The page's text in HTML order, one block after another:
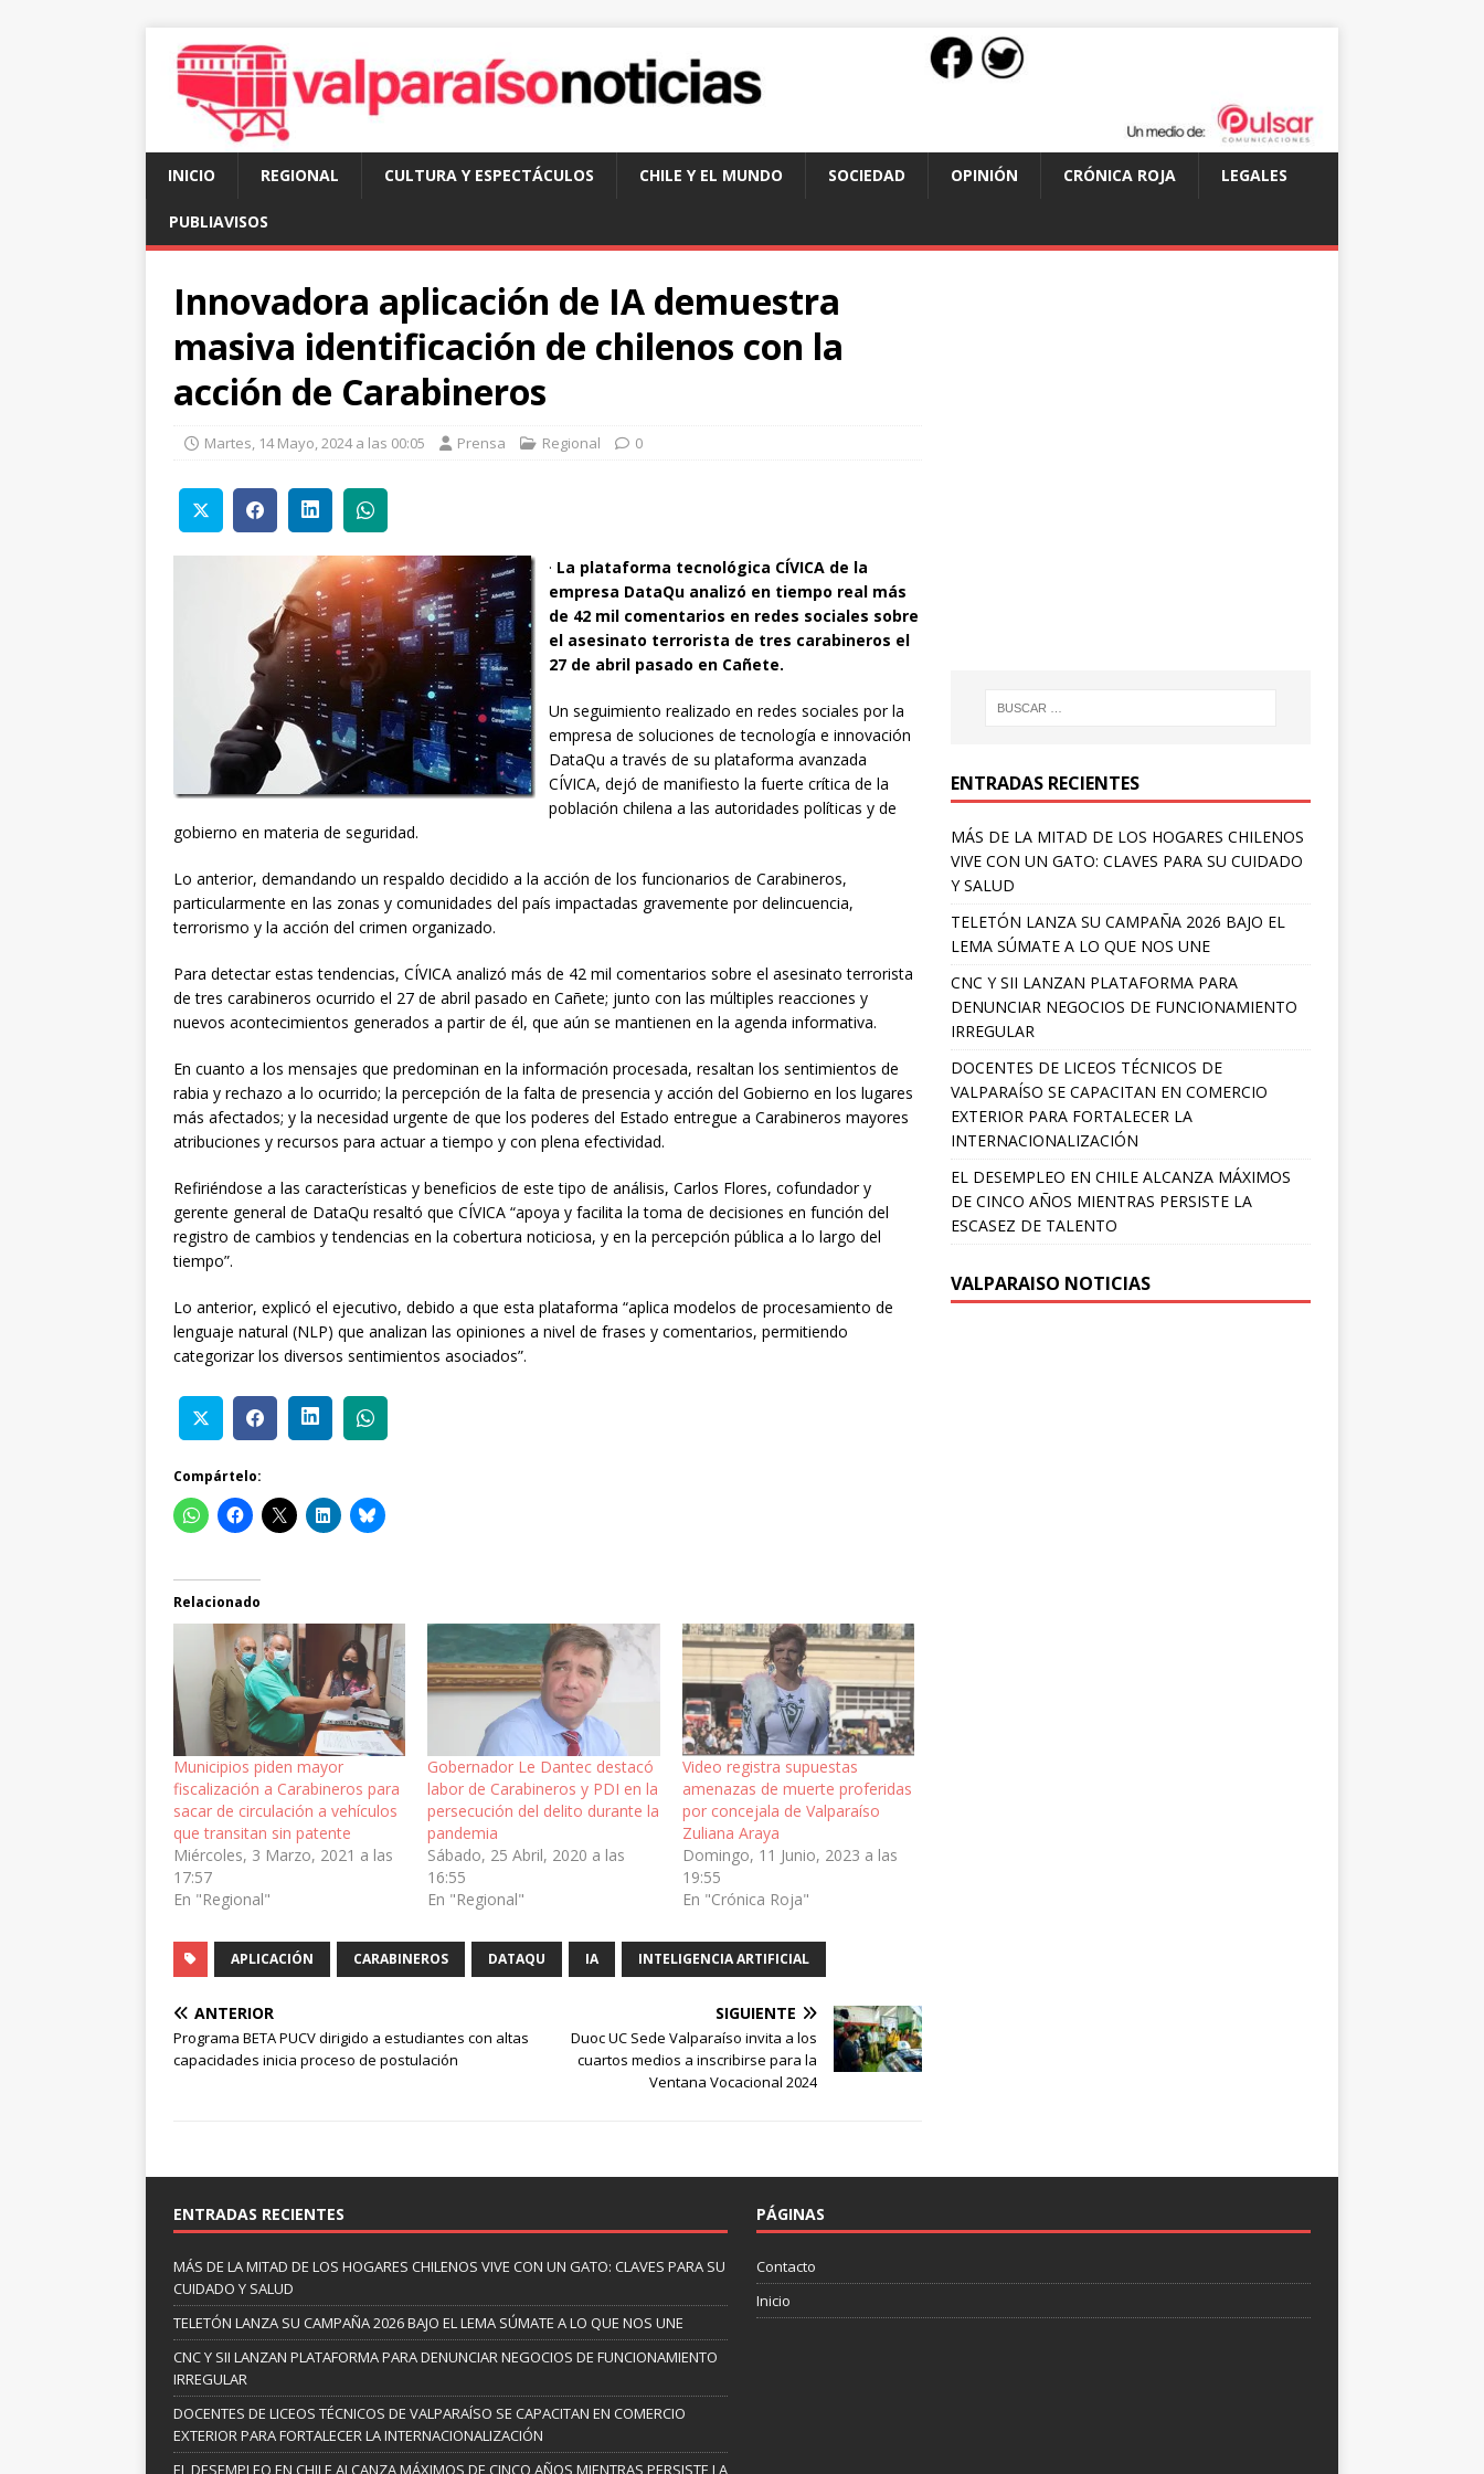
INICIO REGIONAL CULTURA Y ESPECTÁCULOS CHILE Y EL MUNDO SOCIEDAD OPINIÓN CRÓNICA ROJA LEGALES
PUBLIAVISOS
Innovadora aplicación de IA demuestra
masiva identificación de chilenos con la
acción de Carabineros
Martes, 14 Mayo, 2024 a las 00:05 Prensa Regional 0
· La plataforma tecnológica CÍVICA de la
empresa DataQu analizó en tiempo real más
de 42 mil comentarios en redes sociales sobre
el asesinato terrorista de tres carabineros el
27 de abril pasado en Cañete.
Un seguimiento realizado en redes sociales por la
empresa de soluciones de tecnología e innovación
DataQu a través de su plataforma avanzada
CÍVICA, dejó de manifiesto la fuerte crítica de la
población chilena a las autoridades políticas y de
gobierno en materia de seguridad.
Lo anterior, demandando un respaldo decidido a la acción de los funcionarios de Carabineros,
particularmente en las zonas y comunidades del país impactadas gravemente por delincuencia,
terrorismo y la acción del crimen organizado.
Para detectar estas tendencias, CÍVICA analizó más de 42 mil comentarios sobre el asesinato terrorista
de tres carabineros ocurrido el 27 de abril pasado en Cañete; junto con las múltiples reacciones y
nuevos acontecimientos generados a partir de él, que aún se mantienen en la agenda informativa.
En cuanto a los mensajes que predominan en la información procesada, resaltan los sentimientos de
rabia y rechazo a lo ocurrido; la percepción de la falta de presencia y acción del Gobierno en los lugares
más afectados; y la necesidad urgente de que los poderes del Estado entregue a Carabineros mayores
atribuciones y recursos para actuar a tiempo y con plena efectividad.
Refiriéndose a las características y beneficios de este tipo de análisis, Carlos Flores, cofundador y
gerente general de DataQu resaltó que CÍVICA “apoya y facilita la toma de decisiones en función del
registro de cambios y tendencias en la cobertura noticiosa, y en la percepción pública a lo largo del
tiempo”.
Lo anterior, explicó el ejecutivo, debido a que esta plataforma “aplica modelos de procesamiento de
lenguaje natural (NLP) que analizan las opiniones a nivel de frases y comentarios, permitiendo
categorizar los diversos sentimientos asociados”.
Compártelo:
Relacionado
Municipios piden mayor
fiscalización a Carabineros para
sacar de circulación a vehículos
que transitan sin patente
Miércoles, 3 Marzo, 2021 a las
17:57
En "Regional"
Gobernador Le Dantec destacó
labor de Carabineros y PDI en la
persecución del delito durante la
pandemia
Sábado, 25 Abril, 2020 a las
16:55
En "Regional"
Video registra supuestas
amenazas de muerte proferidas
por concejala de Valparaíso
Zuliana Araya
Domingo, 11 Junio, 2023 a las
19:55
En "Crónica Roja"
APLICACIÓN CARABINEROS DATAQU IA INTELIGENCIA ARTIFICIAL
ANTERIOR
Programa BETA PUCV dirigido a estudiantes con altas
capacidades inicia proceso de postulación
SIGUIENTE
Duoc UC Sede Valparaíso invita a los
cuartos medios a inscribirse para la
Ventana Vocacional 2024
ENTRADAS RECIENTES
MÁS DE LA MITAD DE LOS HOGARES CHILENOS
VIVE CON UN GATO: CLAVES PARA SU CUIDADO
Y SALUD
TELETÓN LANZA SU CAMPAÑA 2026 BAJO EL
LEMA SÚMATE A LO QUE NOS UNE
CNC Y SII LANZAN PLATAFORMA PARA
DENUNCIAR NEGOCIOS DE FUNCIONAMIENTO
IRREGULAR
DOCENTES DE LICEOS TÉCNICOS DE
VALPARAÍSO SE CAPACITAN EN COMERCIO
EXTERIOR PARA FORTALECER LA
INTERNACIONALIZACIÓN
EL DESEMPLEO EN CHILE ALCANZA MÁXIMOS
DE CINCO AÑOS MIENTRAS PERSISTE LA
ESCASEZ DE TALENTO
VALPARAISO NOTICIAS
ENTRADAS RECIENTES
MÁS DE LA MITAD DE LOS HOGARES CHILENOS VIVE CON UN GATO: CLAVES PARA SU
CUIDADO Y SALUD
TELETÓN LANZA SU CAMPAÑA 2026 BAJO EL LEMA SÚMATE A LO QUE NOS UNE
CNC Y SII LANZAN PLATAFORMA PARA DENUNCIAR NEGOCIOS DE FUNCIONAMIENTO
IRREGULAR
DOCENTES DE LICEOS TÉCNICOS DE VALPARAÍSO SE CAPACITAN EN COMERCIO
EXTERIOR PARA FORTALECER LA INTERNACIONALIZACIÓN
EL DESEMPLEO EN CHILE ALCANZA MÁXIMOS DE CINCO AÑOS MIENTRAS PERSISTE LA
PÁGINAS
Contacto
Inicio